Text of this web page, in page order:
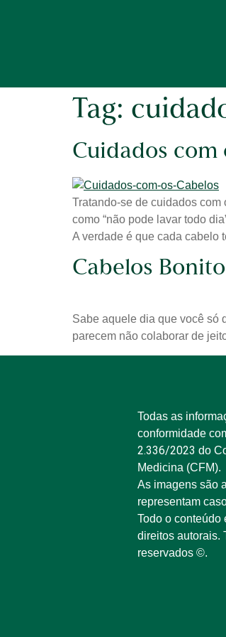
Tag:
Cuidados com
Tratando-se de cuidados com
como “não pode lavar todo
A verdade é que cada cabelo
Cabelos
Sabe aquele dia que você só
parecem não colaborar de
Todas as
conformidade
2.336/2023 do
Medicina (CFM).
As imagens são
representam
Todo o conteúdo
direitos autorais.
reservados ©.